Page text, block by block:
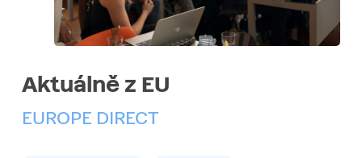
Aktuálně z EU
EUROPE DIRECT